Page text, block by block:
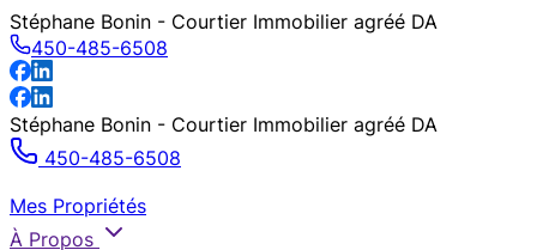
Stéphane Bonin - Courtier Immobilier agréé DA
450-485-6508
Stéphane Bonin - Courtier Immobilier agréé DA
450-485-6508
Mes Propriétés
À Propos